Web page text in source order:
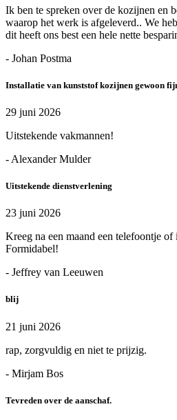
Ik ben te spreken over de kozijnen en
waarop het werk is afgeleverd.. We
dit heeft ons best een hele nette
- Johan Postma
Installatie van kunststof kozijnen gewoon
29 juni 2026
Uitstekende vakmannen!
- Alexander Mulder
Uitstekende dienstverlening
23 juni 2026
Kreeg na een maand een telefoontje
Formidabel!
- Jeffrey van Leeuwen
blij
21 juni 2026
rap, zorgvuldig en niet te prijzig.
- Mirjam Bos
Tevreden over de aanschaf.